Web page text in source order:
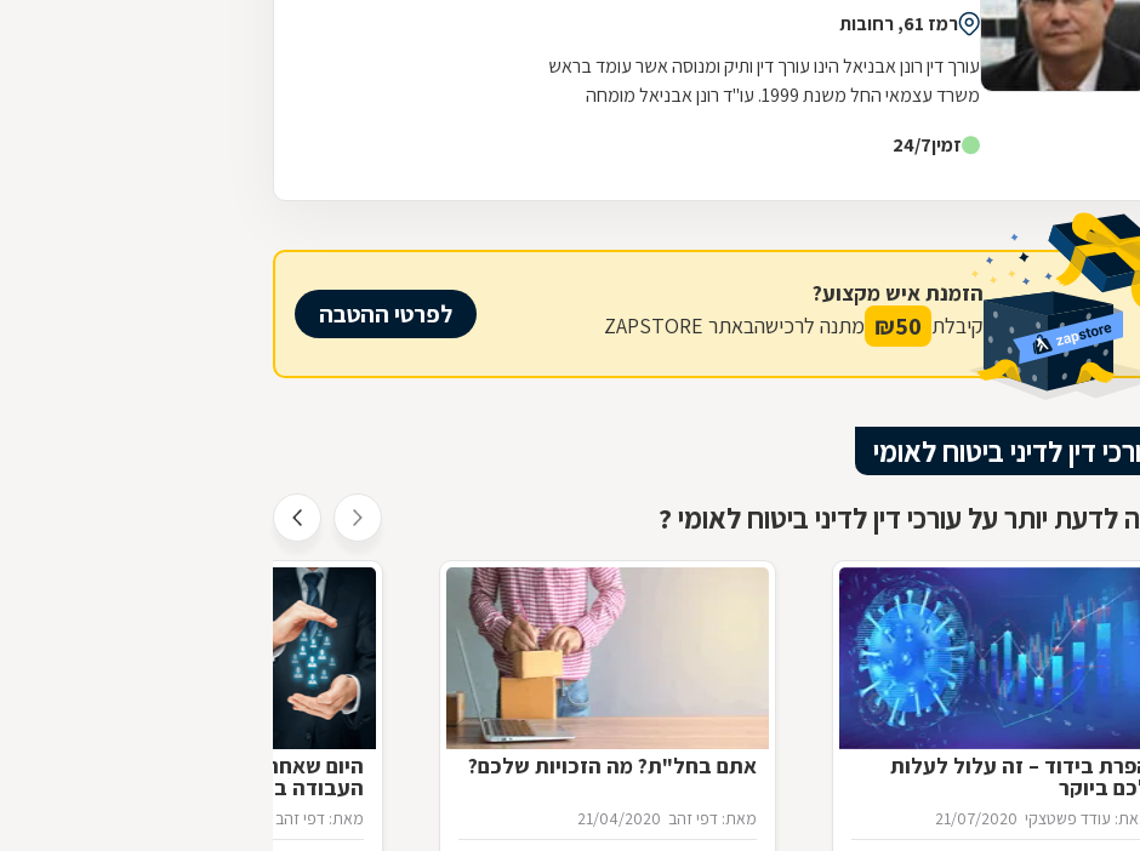
רמז 61, רחובות
עורך דין רונן אבניאל הינו עורך דין ותיק ומנוסה אשר עומד בראש
משרד עצמאי החל משנת 1999. עו"ד רונן אבניאל מומחה
זמין24/7
הזמנת איש מקצוע?
קיבלת 50
₪ מתנה לרכישהבאתר ZAPSTORE לפרטי ההטבה
דין לדיני ביטוח לאומי
לדעת יותר על עורכי דין לדיני ביטוח לאומי ?
בידוד – זה עלול לעלות
ביוקר
עודד פשטצקי 21/07/2020
אתם בחל"ת? מה הזכויות שלכם?
מאת: דפי זהב 21/04/2020
היום שאחרי מחר: כיצד יראה עולם
העבודה ביום שאחרי הקורונה?
מאת: דפי זהב